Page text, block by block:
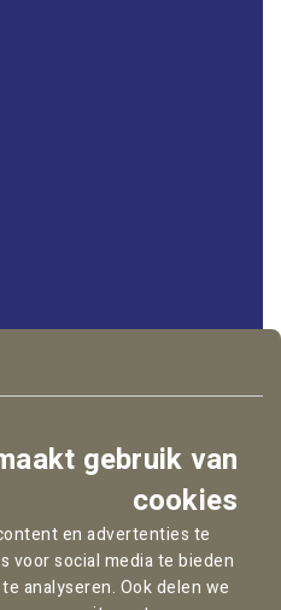
gebruik van
cookies
en advertenties te
voor social media te bieden
analyseren. Ook delen we
Pallas Advocaten